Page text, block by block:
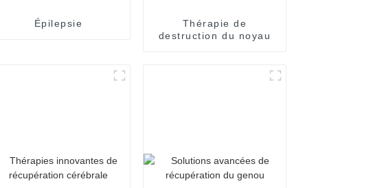
Épilepsie
Thérapie de
destruction du noyau